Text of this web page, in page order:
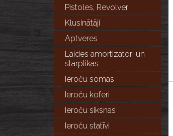
Pistoles, Revolveri
Klusinātāji
Aptveres
Laides amortizatori un
starplikas
Ieroču somas
Ieroču koferi
Ieroču siksnas
Ieroču statīvi